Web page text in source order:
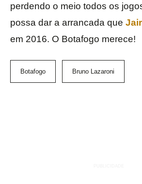
perdendo o meio todos os
possa dar a arrancada que
em 2016. O Botafogo merece!
Botafogo Bruno Lazaroni